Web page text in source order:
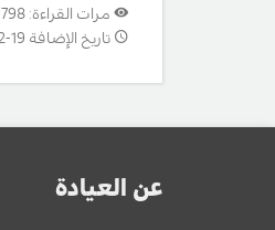
مرات القراءة: 20798
تاريخ الإضافة 19-02-2018
عن العيادة